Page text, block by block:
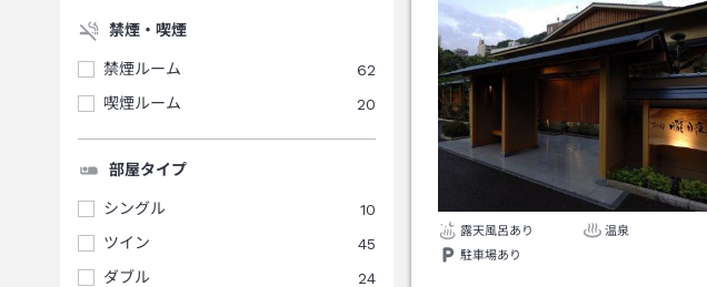
禁煙・喫煙
禁煙ルーム
62
喫煙ルーム
20
部屋タイプ
シングル
10
ツイン
45
ダブル
24
露天風呂あり
温泉
駐車場あり